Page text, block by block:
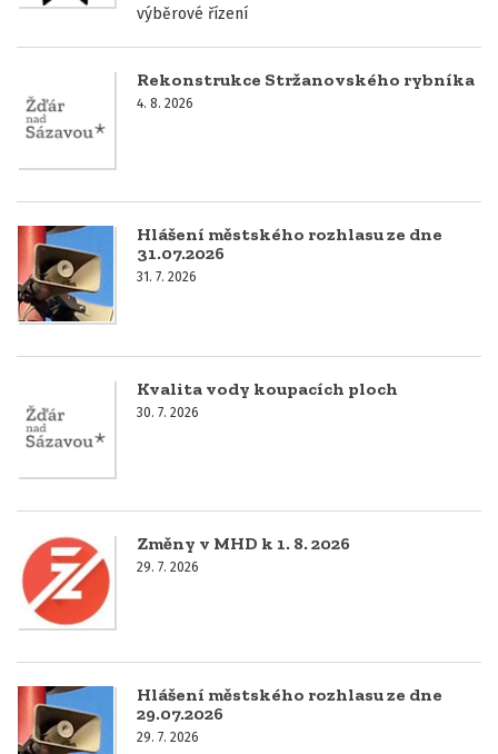
výběrové řízení
Rekonstrukce Stržanovského rybníka
4. 8. 2026
Hlášení městského rozhlasu ze dne
31.07.2026
31. 7. 2026
Kvalita vody koupacích ploch
30. 7. 2026
Změny v MHD k 1. 8. 2026
29. 7. 2026
Hlášení městského rozhlasu ze dne
29.07.2026
29. 7. 2026